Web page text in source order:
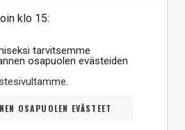
klo 15:
tarvitsemme
osapuolen evästeiden
.
OSAPUOLEN EVÄSTEET